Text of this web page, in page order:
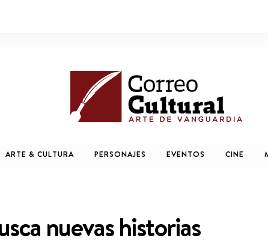
ARTE & CULTURA PERSONAJES EVENTOS CINE
nuevas historias